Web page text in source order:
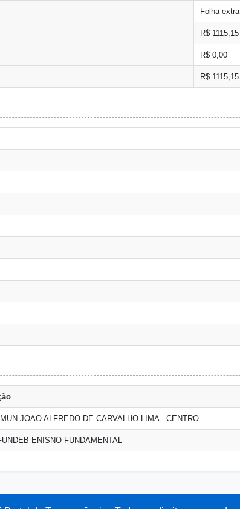
Folha extra
R$ 1115,15
R$ 0,00
R$ 1115,15
JOAO ALFREDO DE CARVALHO LIMA - CENTRO
ENISNO FUNDAMENTAL